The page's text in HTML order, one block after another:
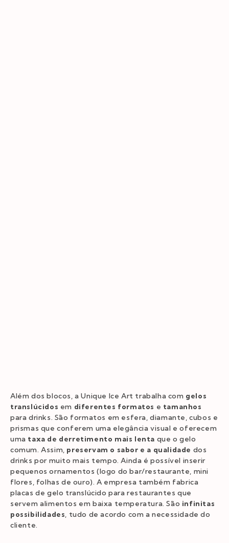
Além dos blocos, a Unique Ice Art trabalha com gelos
translúcidos em diferentes formatos e tamanhos
para drinks. São formatos em esfera, diamante, cubos e
prismas que conferem uma elegância visual e oferecem
uma taxa de derretimento mais lenta que o gelo
comum. Assim, preservam o sabor e a qualidade dos
drinks por muito mais tempo. Ainda é possível inserir
pequenos ornamentos (logo do bar/restaurante, mini
flores, folhas de ouro). A empresa também fabrica
placas de gelo translúcido para restaurantes que
servem alimentos em baixa temperatura. São infinitas
possibilidades, tudo de acordo com a necessidade do
cliente.